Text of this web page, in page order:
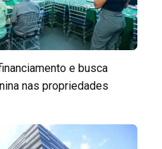
e busca
nas propriedades